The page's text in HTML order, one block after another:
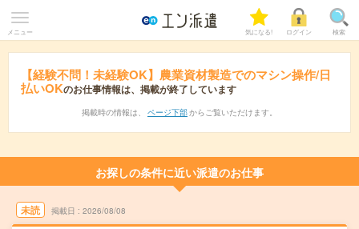
メニュー 気になる! ログイン 検索
【経験不問！未経験OK】農業資材製造でのマシン操作/日
払いOKのお仕事情報は、掲載が終了しています
掲載時の情報は、 ページ下部 からご覧いただけます。
お探しの条件に近い派遣のお仕事
未読 掲載日 2026/08/08